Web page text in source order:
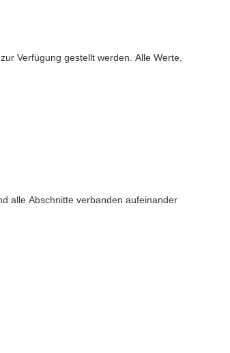
Verfügung gestellt werden. Alle Werte,
alle Abschnitte verbanden aufeinander